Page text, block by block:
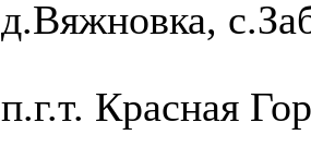
д.Вяжновка,
п.г.т. Красная